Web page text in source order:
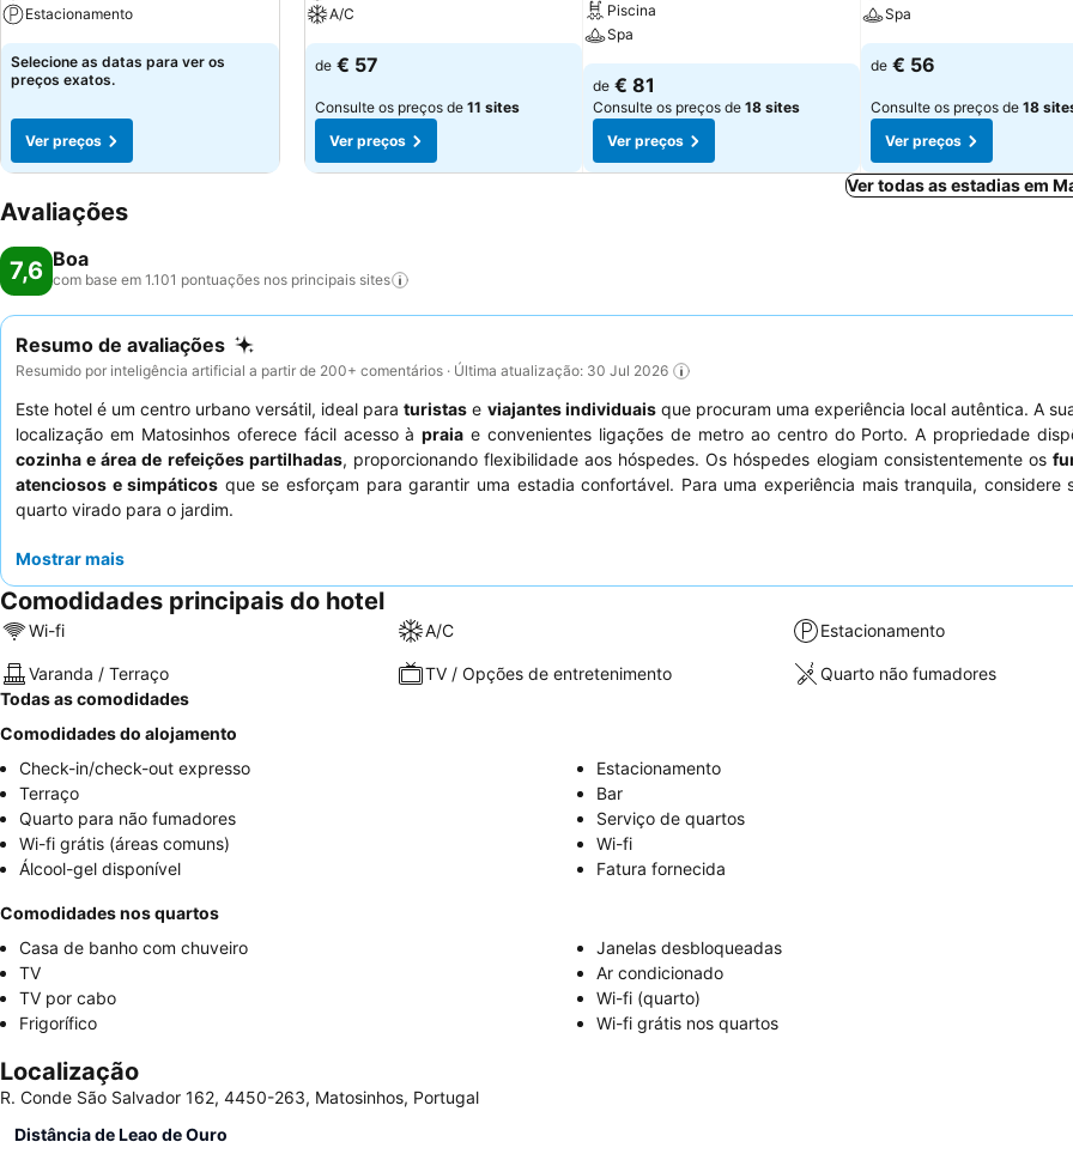
Estacionamento
Selecione as datas para ver os
preços exatos.
Ver preços
A/C
de € 57
Consulte os preços de 11 sites
Ver preços
Piscina
Spa
de € 81
Consulte os preços de 18 sites
Ver preços
Spa
de € 56
Consulte os preços de 18
Ver preços
Ver todas as estadias em
Avaliações
7,6 Boa
com base em 1.101 pontuações nos principais sites
Resumo de avaliações
Resumido por inteligência artificial a partir de 200+ comentários · Última atualização: 30 Jul 2026
Este hotel é um centro urbano versátil, ideal paraturistas e viajantes individuaisque procuram uma experiência local autêntica. A
localização em Matosinhos oferece fácil acesso àpraia e convenientes ligações de metro ao centro do Porto. A propriedade
cozinha e área de refeições partilhadas, proporcionando flexibilidade aos hóspedes. Os hóspedes elogiam consistentemente os
atenciosos e simpáticos que se esforçam para garantir uma estadia confortável. Para uma experiência mais tranquila, considere
quarto virado para o jardim.
Mostrar mais
Comodidades principais do hotel
Wi-fi A/C Estacionamento
Varanda / Terraço TV / Opções de entretenimento
Quarto não fumadores
Todas as comodidades
Comodidades do alojamento
Check-in/check-out expresso
Estacionamento
Terraço
Bar
Quarto para não fumadores
Serviço de quartos
Wi-fi grátis (áreas comuns)
Wi-fi
Álcool-gel disponível
Fatura fornecida
Comodidades nos quartos
Casa de banho com chuveiro
Janelas desbloqueadas
TV
Ar condicionado
TV por cabo
Wi-fi (quarto)
Frigorífico
Wi-fi grátis nos quartos
Localização
R. Conde São Salvador 162, 4450-263, Matosinhos, Portugal
Distância de Leao de Ouro